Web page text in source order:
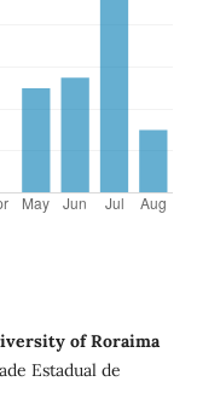
of Roraima
Estadual de